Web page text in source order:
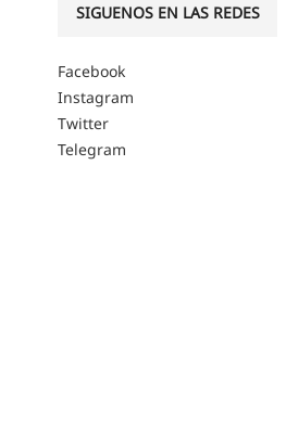
SIGUENOS EN LAS REDES
Facebook
Instagram
Twitter
Telegram